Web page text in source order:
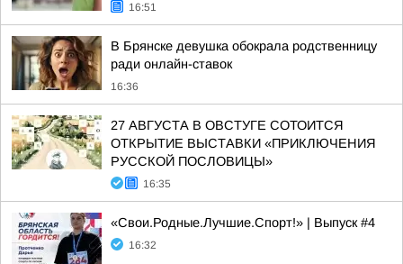
16:51
В Брянске девушка обокрала родственницу
ради онлайн-ставок
16:36
27 АВГУСТА В ОВСТУГЕ СОТОИТСЯ
ОТКРЫТИЕ ВЫСТАВКИ «ПРИКЛЮЧЕНИЯ
РУССКОЙ ПОСЛОВИЦЫ»
16:35
«Свои.Родные.Лучшие.Спорт!» | Выпуск #4
16:32